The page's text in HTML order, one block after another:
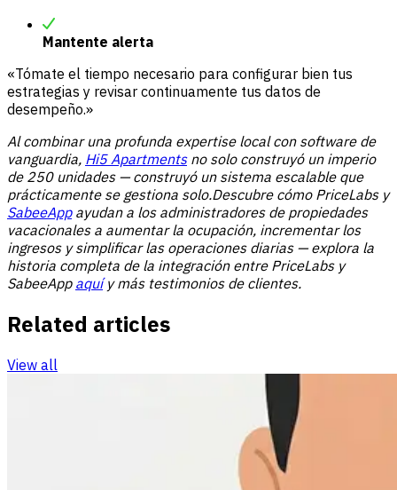
Mantente alerta
«Tómate el tiempo necesario para configurar bien tus
estrategias y revisar continuamente tus datos de
desempeño.»
Al combinar una profunda expertise local con software de
vanguardia, Hi5 Apartments no solo construyó un imperio
de 250 unidades — construyó un sistema escalable que
prácticamente se gestiona solo.Descubre cómo PriceLabs y
SabeeApp ayudan a los administradores de propiedades
vacacionales a aumentar la ocupación, incrementar los
ingresos y simplificar las operaciones diarias — explora la
historia completa de la integración entre PriceLabs y
SabeeApp aquí y más testimonios de clientes.
Related articles
View all